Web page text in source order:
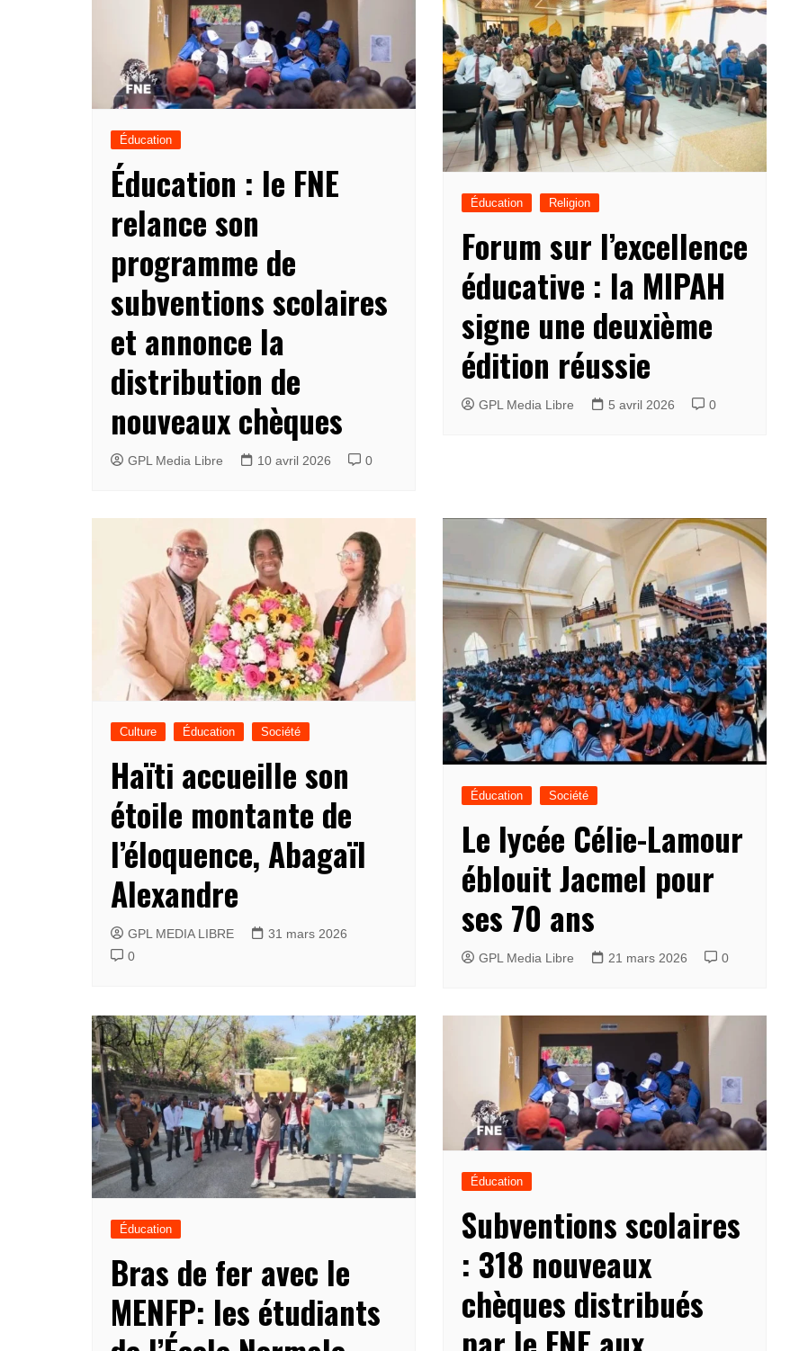
Éducation
Éducation : le FNE
relance son
programme de
subventions scolaires
et annonce la
distribution de
nouveaux chèques
GPL Media Libre 10 avril 2026 0
Éducation Religion
Forum sur l’excellence
éducative : la MIPAH
signe une deuxième
édition réussie
GPL Media Libre 5 avril 2026 0
Culture Éducation Société
Haïti accueille son
étoile montante de
l’éloquence, Abagaïl
Alexandre
GPL MEDIA LIBRE
31 mars 2026
0
Éducation Société
Le lycée Célie-Lamour
éblouit Jacmel pour
ses 70 ans
GPL Media Libre 21 mars 2026 0
Éducation
Bras de fer avec le
MENFP: les étudiants
Éducation
Subventions scolaires
: 318 nouveaux
chèques distribués